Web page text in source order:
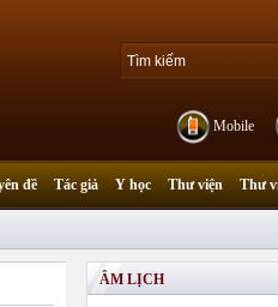
Mobile
đề Tác giả Y học Thư viện Thư
ÂM LỊCH